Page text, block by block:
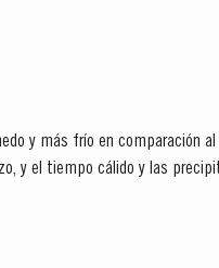
y más frío en comparación
y el tiempo cálido y las